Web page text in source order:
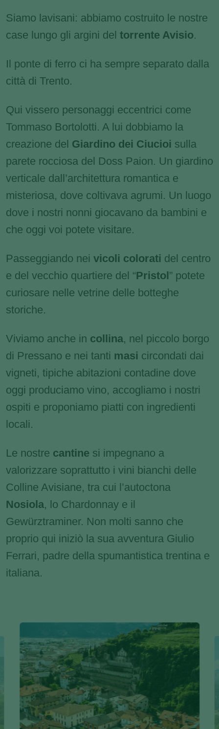
Siamo lavisani: abbiamo costruito le nostre
case lungo gli argini del torrente Avisio.
Il ponte di ferro ci ha sempre separato dalla
città di Trento.
Qui vissero personaggi eccentrici come
Tommaso Bortolotti. A lui dobbiamo la
creazione del Giardino dei Ciucioi sulla
parete rocciosa del Doss Paion. Un giardino
verticale dall’architettura romantica e
misteriosa, dove coltivava agrumi. Un luogo
dove i nostri nonni giocavano da bambini e
che oggi voi potete visitare.
Passeggiando nei vicoli colorati del centro
e del vecchio quartiere del “Pristol” potete
curiosare nelle vetrine delle botteghe
storiche.
Viviamo anche in collina, nel piccolo borgo
di Pressano e nei tanti masi circondati dai
vigneti, tipiche abitazioni contadine dove
oggi produciamo vino, accogliamo i nostri
ospiti e proponiamo piatti con ingredienti
locali.
Le nostre cantine si impegnano a
valorizzare soprattutto i vini bianchi delle
Colline Avisiane, tra cui l’autoctona
Nosiola, lo Chardonnay e il
Gewürztraminer. Non molti sanno che
proprio qui iniziò la sua avventura Giulio
Ferrari, padre della spumantistica trentina e
italiana.